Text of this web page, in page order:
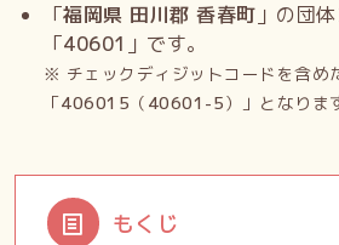
「福岡県 田川郡 香春町 」の団
「40601 」です。
※ チェックディジットコードを含め
「406015 （ 40601-5）」となりま
もくじ